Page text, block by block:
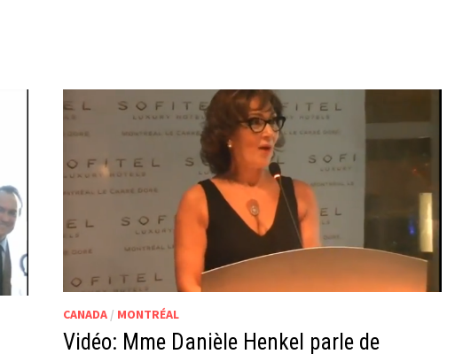
CANADA/ MONTRÉAL
Vidéo: Mme Danièle Henkel parle de